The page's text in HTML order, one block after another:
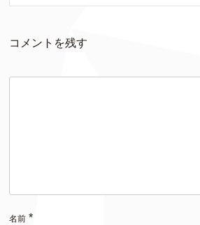
コメントを残す
名前 *